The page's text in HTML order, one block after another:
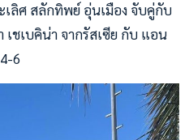
ลิศ สลักทิพย์ อุ่นเมือง จับคู่กับ
เชเบคิน่า จากรัสเซีย กับ แอน
6